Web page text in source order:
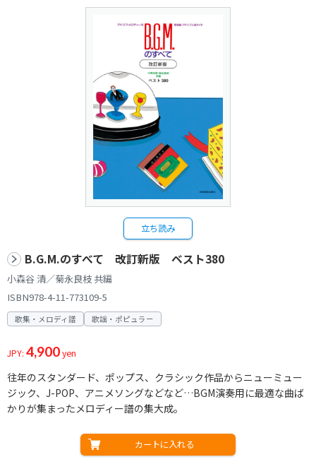
立ち読み
B.G.M.のすべて 改訂新版 ベスト380
小森谷 清／菊永良枝 共編
ISBN978-4-11-773109-5
歌集・メロディ譜 歌謡・ポピュラー
JPY: 4,900yen
往年のスタンダード、ポップス、クラシック作品からニューミュー
ジック、J-POP、アニメソングなどなど…BGM演奏用に最適な曲ば
かりが集まったメロディー譜の集大成。
カートに入れる